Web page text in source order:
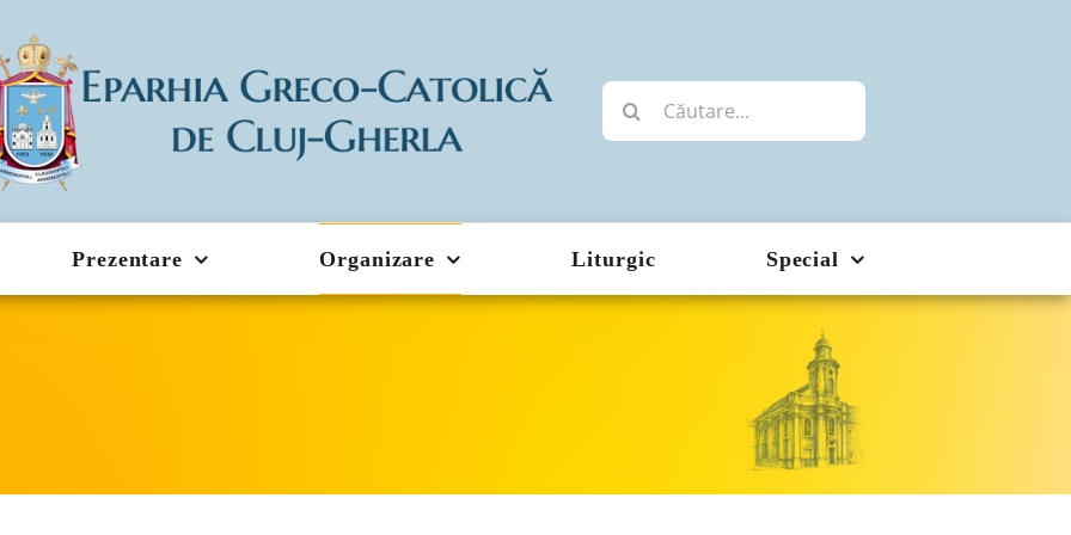
Cautare...
Prezentare Organizare Liturgic Special